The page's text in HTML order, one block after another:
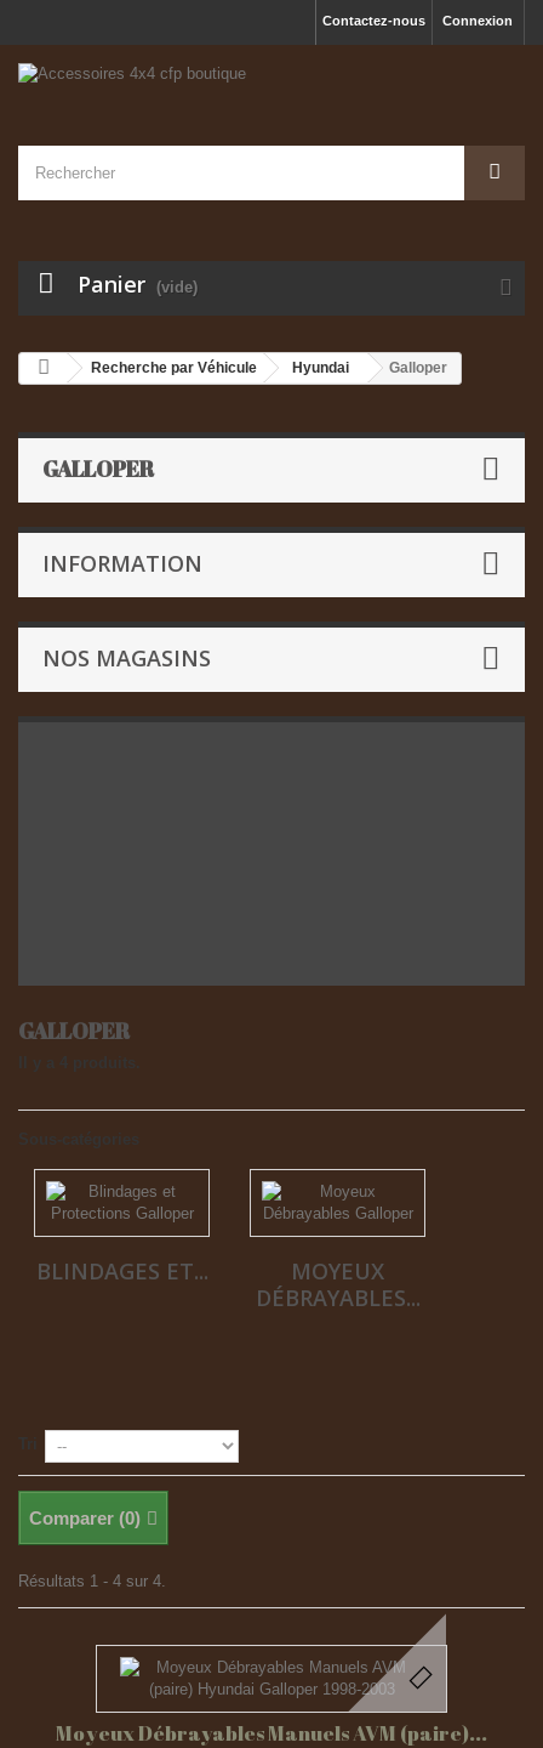
Connexion
Contactez-nous
Panier (vide)
Recherche par Véhicule Hyundai Galloper
GALLOPER
INFORMATION
NOS MAGASINS
GALLOPER
Sous-catégories
BLINDAGES ET...
MOYEUX
DÉBRAYABLES...
Comparer (0)
Résultats 1 - 4 sur 4.
Moyeux Débrayables Manuels AVM (paire)...